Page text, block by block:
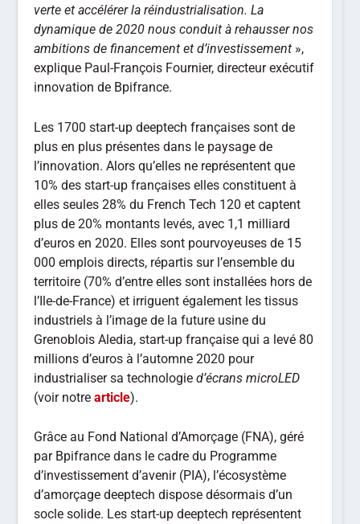
verte et accélérer la réindustrialisation. La
dynamique de 2020 nous conduit à rehausser nos
ambitions de financement et d’investissement »,
explique Paul-François Fournier, directeur exécutif
innovation de Bpifrance.
Les 1700 start-up deeptech françaises sont de
plus en plus présentes dans le paysage de
l’innovation. Alors qu’elles ne représentent que
10% des start-up françaises elles constituent à
elles seules 28% du French Tech 120 et captent
plus de 20% montants levés, avec 1,1 milliard
d’euros en 2020. Elles sont pourvoyeuses de 15
000 emplois directs, répartis sur l’ensemble du
territoire (70% d’entre elles sont installées hors de
l’Ile-de-France) et irriguent également les tissus
industriels à l’image de la future usine du
Grenoblois Aledia, start-up française qui a levé 80
millions d’euros à l’automne 2020 pour
industrialiser sa technologied’écrans microLED
(voir notrearticle).
Grâce au Fond National d’Amorçage (FNA), géré
par Bpifrance dans le cadre du Programme
d’investissement d’avenir (PIA), l’écosystème
d’amorçage deeptech dispose désormais d’un
socle solide. Les start-up deeptech représentent